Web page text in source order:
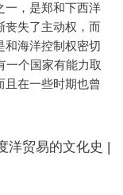
一，是郑和下西洋
丧失了主动权，而
和海洋控制权密切
一个国家有能力取
且在一些时期也曾
洋贸易的文化史 |